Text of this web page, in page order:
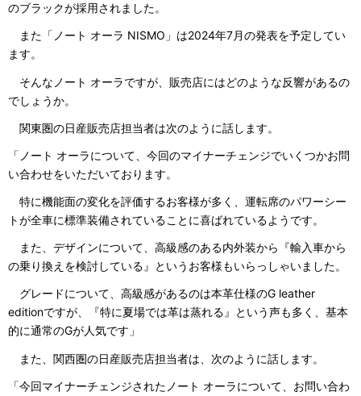
のブラックが採用されました。
また「ノート オーラ NISMO」は2024年7月の発表を予定してい
ます。
そんなノート オーラですが、販売店にはどのような反響があるの
でしょうか。
関東圏の日産販売店担当者は次のように話します。
「ノート オーラについて、今回のマイナーチェンジでいくつかお問
い合わせをいただいております。
特に機能面の変化を評価するお客様が多く、運転席のパワーシー
トが全車に標準装備されていることに喜ばれているようです。
また、デザインについて、高級感のある内外装から『輸入車から
の乗り換えを検討している』というお客様もいらっしゃいました。
グレードについて、高級感があるのは本革仕様のG leather
editionですが、『特に夏場では革は蒸れる』という声も多く、基本
的に通常のGが人気です」
また、関西圏の日産販売店担当者は、次のように話します。
「今回マイナーチェンジされたノート オーラについて、お問い合わ